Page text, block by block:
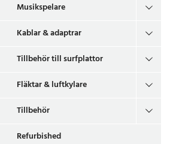
Musikspelare
Kablar & adaptrar
Tillbehör till surfplattor
Fläktar & luftkylare
Tillbehör
Refurbished